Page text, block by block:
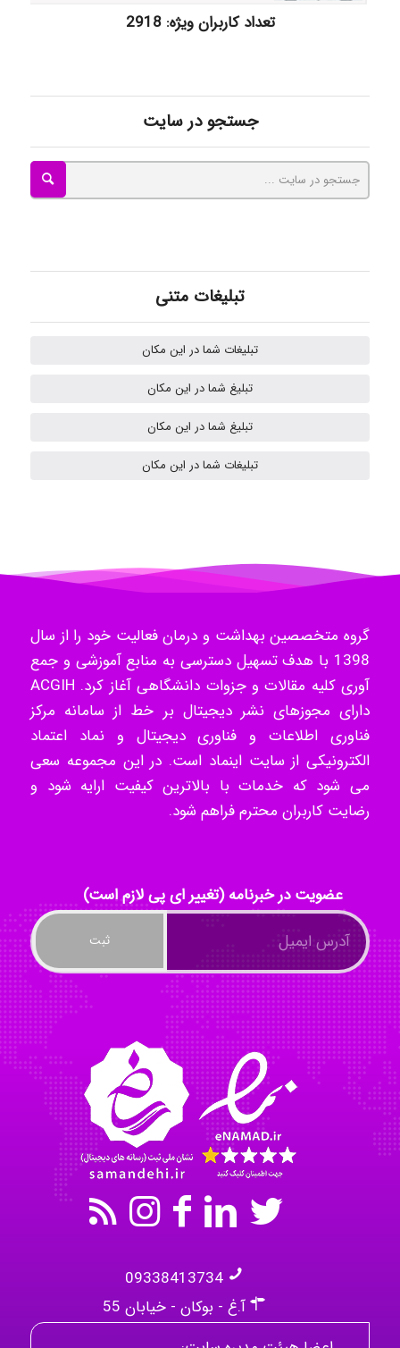
akhtar shahsavandi
kimiya zirakpoor
Nazaninkarkon
Omid
Mehrab
تعداد کاربران ویژه: 2918
جستجو در سایت
تبلیغات متنی
تبلیغات شما در این مکان
تبلیغ شما در این مکان
تبلیغ شما در این مکان
تبلیغات شما در این مکان
گروه متخصصین بهداشت و درمان فعالیت خود را از سال
1398 با هدف تسهیل دسترسی به منابع آموزشی و جمع
آوری کلیه مقالات و جزوات دانشگاهی آغاز کرد. ACGIH
دارای مجوزهای نشر دیجیتال بر خط از سامانه مرکز
فناوری اطلاعات و فناوری دیجیتال و نماد اعتماد
الکترونیکی از سایت اینماد است. در این مجموعه سعی
می شود که خدمات با بالاترین کیفیت ارایه شود و
رضایت کاربران محترم فراهم شود.
عضویت در خبرنامه (تغییر ای پی لازم است)
09338413734
آ.غ - بوکان - خیابان 55